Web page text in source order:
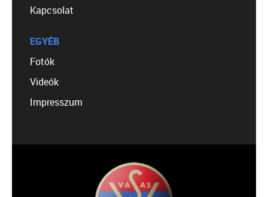
Kapcsolat
EGYÉB
Fotók
Videók
Impresszum